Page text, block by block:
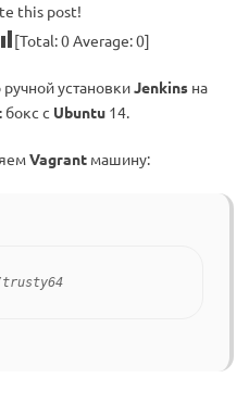
this post!
[Total:0Average:0]
установкиJenkins на
бокс с Ubuntu 14.
Vagrant машину: